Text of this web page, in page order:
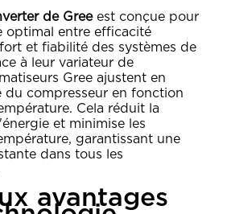
de Greeest conçue pour
optimal entre efficacité
et fiabilité des systèmes de
à leur variateur de
Gree ajustent en
du compresseur en fonction
Cela réduit la
et minimise les
garantissant une
dans tous les
avantages